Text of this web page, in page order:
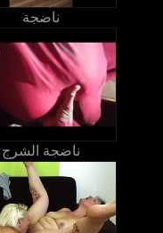
ناضجة
ناضجة الشرج